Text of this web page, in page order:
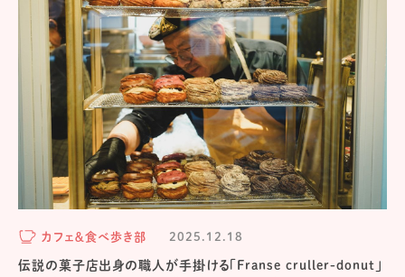
カフェ＆食べ歩き部 2025.12.18
伝説の菓子店出身の職人が手掛ける「Franse cruller-donut」